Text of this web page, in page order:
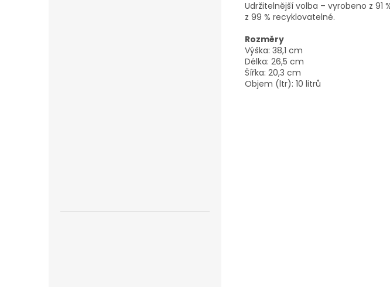
Udržitelnější volba – vyrobeno z
z 99 % recyklovatelné.
Rozměry
Výška: 38,1 cm
Délka: 26,5 cm
Šířka: 20,3 cm
Objem (ltr): 10 litrů